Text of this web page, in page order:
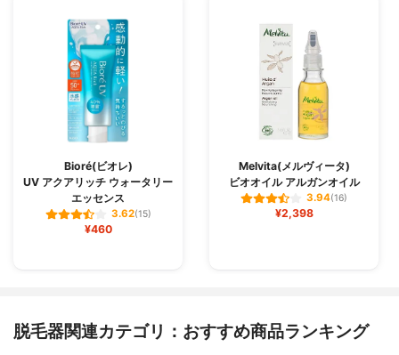
Bioré(ビオレ)
UV アクアリッチ ウォータリー
エッセンス
3.62(15)
¥460
Melvita(メルヴィータ)
ビオオイル アルガンオイル
3.94(16)
¥2,398
脱毛器関連カテゴリ：おすすめ商品ランキング